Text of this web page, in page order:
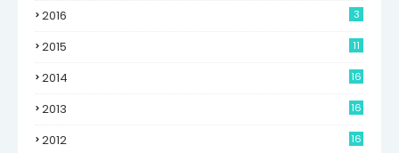
2016 3
2015 11
2014
16
2013
16
2012
16